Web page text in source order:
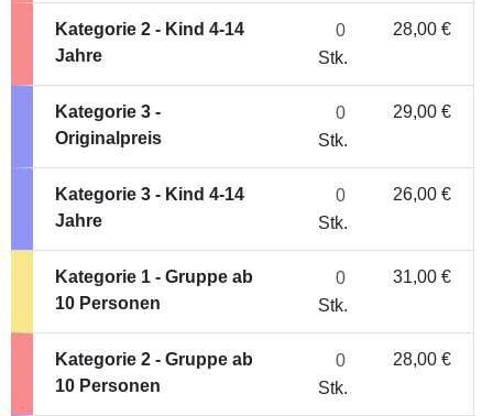
Links
Reihe 1
Reihe 2
Reihe 3
Reihe 4
Reihe 7
Reihe 8
Reihe 9
Reihe 10
Reihe 11
Reihe 12
Reihe 13
Reihe 14
Kategorie 2 - Kind 4-14
Jahre
Stk.
28,00 €
Kategorie 3 -
Originalpreis
Stk.
29,00 €
Kategorie 3 - Kind 4-14
Jahre
Stk.
26,00 €
Kategorie 1 - Gruppe ab
10 Personen
Stk.
31,00 €
Kategorie 2 - Gruppe ab
10 Personen
Stk.
28,00 €